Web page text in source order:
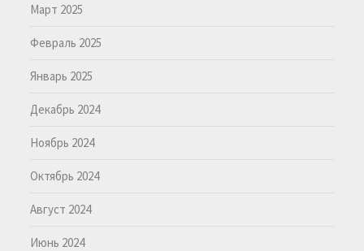
Март 2025
Февраль 2025
Январь 2025
Декабрь 2024
Ноябрь 2024
Октябрь 2024
Август 2024
Июнь 2024